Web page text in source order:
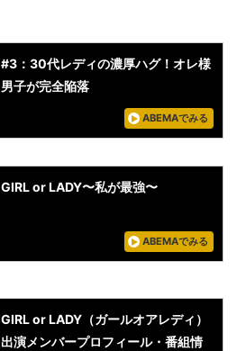
#3：30代レディの濃厚ハグ！オレ様
男子が完全陥落
ABEMAでみる
GIRL or LADY〜私が最強〜
ABEMAでみる
GIRL or LADY（ガールオアレディ）
出演メンバープロフィール・番組情